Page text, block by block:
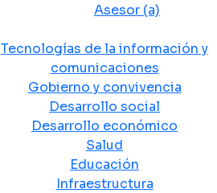
Asesor (a)
Tecnologías de la información y
comunicaciones
Gobierno y convivencia
Desarrollo social
Desarrollo económico
Salud
Educación
Infraestructura